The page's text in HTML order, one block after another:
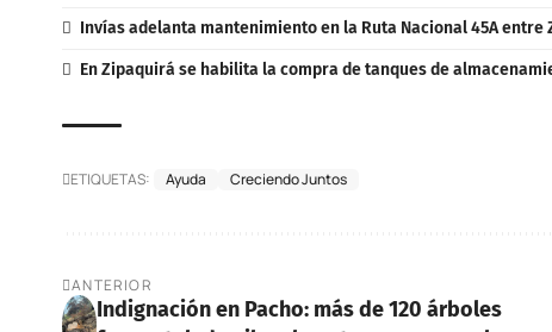
Invías adelanta mantenimiento en la Ruta Nacional 45A
En Zipaquirá se habilita la compra de tanques de
ETIQUETAS: Ayuda Creciendo Juntos
ANTERIOR
Indignación en Pacho: más de 120 árboles